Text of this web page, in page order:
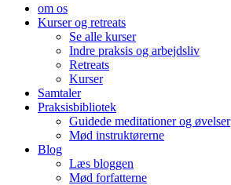
om os
Kurser og retreats
Se alle kurser
Indre praksis og arbejdsliv
Retreats
Kurser
Samtaler
Praksisbibliotek
Guidede meditationer og øvelser
Mød instruktørerne
Blog
Læs bloggen
Mød forfatterne